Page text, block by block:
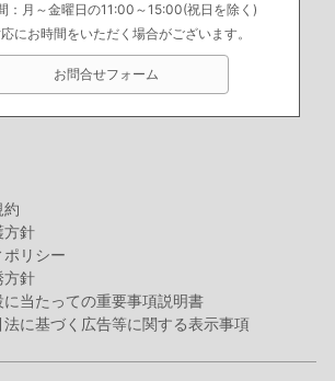
：月～金曜日の11:00～15:00(祝日を除く)
にお時間をいただく場合がございます。
お問合せフォーム
約
方針
ポリシー
方針
当たっての重要事項説明書
に基づく広告等に関する表示事項